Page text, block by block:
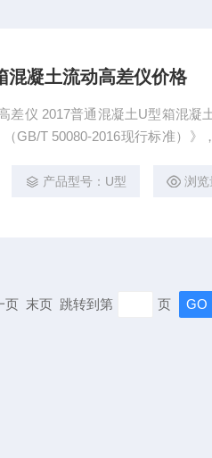
混凝土流动高差仪价格
差仪 2017普通混凝土U型箱混凝
GB/T 50080-2016现行标准）》
号，也增加了许多试验技术内容
产品型号：U型 浏览
页 末页 跳转到第 页